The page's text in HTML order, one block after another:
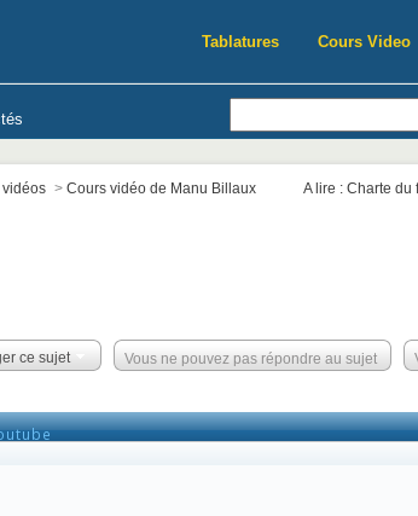
Tablatures Cours Video
vidéos > Cours vidéo de Manu Billaux A lire : Charte du
Vous ne pouvez pas répondre au sujet
ce sujet